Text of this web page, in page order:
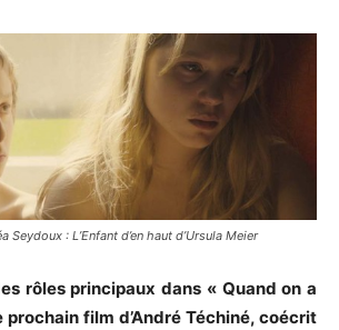
Seydoux : L’Enfant d’en haut d’Ursula Meier
rôles principaux dans « Quand on a
film d’André Téchiné, coécrit